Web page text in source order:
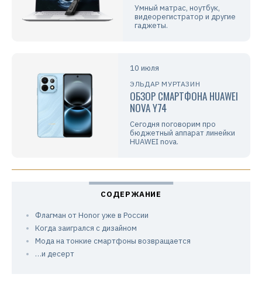
Умный матрас, ноутбук,
видеорегистратор и другие
гаджеты.
10 июля
ЭЛЬДАР МУРТАЗИН
ОБЗОР СМАРТФОНА HUAWEI
NOVA Y74
Сегодня поговорим про
бюджетный аппарат линейки
HUAWEI nova.
Флагман от Honor уже в России
Когда заигрался с дизайном
Мода на тонкие смартфоны возвращается
…и десерт